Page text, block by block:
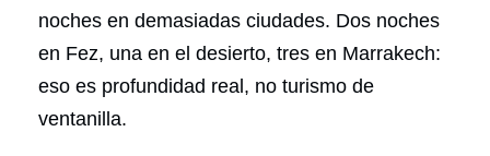
noches en demasiadas ciudades. Dos noches
en Fez, una en el desierto, tres en Marrakech:
eso es profundidad real, no turismo de
ventanilla.